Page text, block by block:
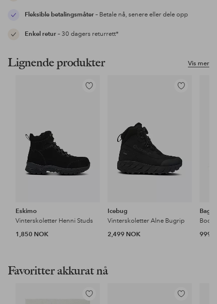
Fleksible betalingsmåter– Betale nå, senere eller dele opp
Enkel retur– 30 dagers returrett*
Vis mer
Lignende produkter
Legg
Eskimo
Vinterskoletter Henni Studs
1,850 NOK
Legg
Icebug
Vinterskoletter Alne Bugrip
2,499 NOK
999
Favoritter akkurat nå
Legg
Legg